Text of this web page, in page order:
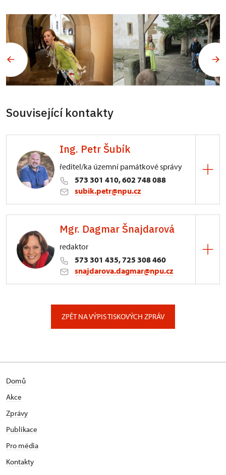
Související kontakty
Ing. Petr Šubík
ředitel/ka územní památkové správy
573 301 410, 602 748 088
subik.petr@npu.cz
Sněmovní náměstí 1/2, Kroměříž 1
Mgr. Dagmar Šnajdarová
redaktor
573 301 435, 725 308 460
snajdarova.dagmar@npu.cz
ZPĚT NA VÝPIS TISKOVÝCH ZPRÁV
Domů
Akce
Zprávy
Publikace
Pro média
Kontakty